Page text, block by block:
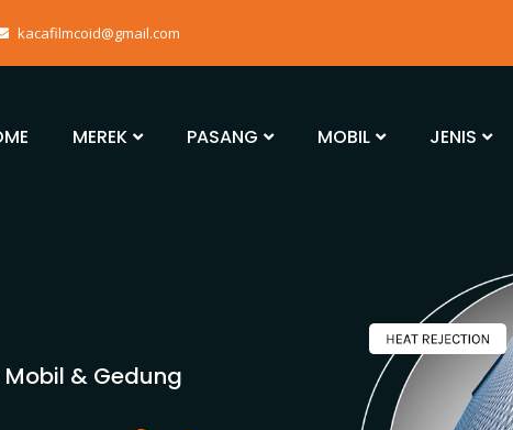
kacafilmcoid@gmail.com
MEREK PASANG MOBIL JENIS
& Gedung